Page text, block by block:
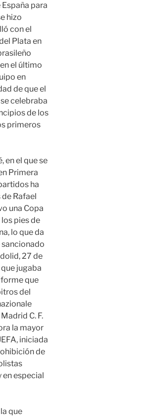
para
hizo
con el
Plata en
el último
en
de que el
celebraba
de los
primeros
en el que se
Primera
ha
Rafael
una Copa
pies de
lo que da
sancionado
27 de
jugaba
que
del
C. F.
la mayor
iniciada
de
en especial
que